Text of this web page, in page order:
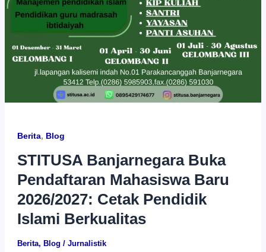
Berita, Blog
STITUSA Banjarnegara Buka
Pendaftaran Mahasiswa Baru
2026/2027: Cetak Pendidik
Islami Berkualitas
Berita, Blog / Jurnalistik